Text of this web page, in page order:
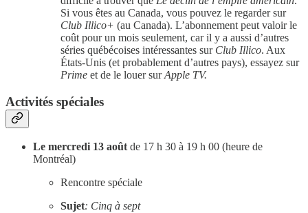
Si vous êtes au Canada, vous pouvez le regarder sur
Club Illico+ (au Canada). L’abonnement peut valoir le
coût pour un mois seulement, car il y a aussi d’autres
séries québécoises intéressantes sur Club Illico. Aux
États-Unis (et probablement d’autres pays), essayez sur
Prime et de le louer surApple TV.
Activités spéciales
Le mercredi 13 août de 17 h 30 à 19 h 00 (heure de
Montréal)
Rencontre spéciale
Sujet: Cinq à sept